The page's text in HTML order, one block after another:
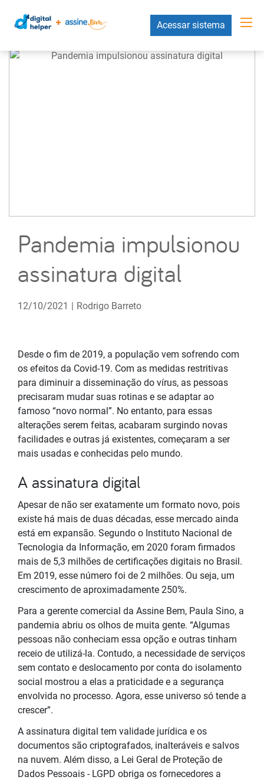
Acessar sistema
Pandemia impulsionou
assinatura digital
12/10/2021 | Rodrigo Barreto
Desde o fim de 2019, a população vem sofrendo com
os efeitos da Covid-19. Com as medidas restritivas
para diminuir a disseminação do vírus, as pessoas
precisaram mudar suas rotinas e se adaptar ao
famoso “novo normal”. No entanto, para essas
alterações serem feitas, acabaram surgindo novas
facilidades e outras já existentes, começaram a ser
mais usadas e conhecidas pelo mundo.
A assinatura digital
Apesar de não ser exatamente um formato novo, pois
existe há mais de duas décadas, esse mercado ainda
está em expansão. Segundo o Instituto Nacional de
Tecnologia da Informação, em 2020 foram firmados
mais de 5,3 milhões de certificações digitais no Brasil.
Em 2019, esse número foi de 2 milhões. Ou seja, um
crescimento de aproximadamente 250%.
Para a gerente comercial da Assine Bem, Paula Sino, a
pandemia abriu os olhos de muita gente. “Algumas
pessoas não conheciam essa opção e outras tinham
receio de utilizá-la. Contudo, a necessidade de serviços
sem contato e deslocamento por conta do isolamento
social mostrou a elas a praticidade e a segurança
envolvida no processo. Agora, esse universo só tende a
crescer”.
A assinatura digital tem validade jurídica e os
documentos são criptografados, inalteráveis e salvos
na nuvem. Além disso, a Lei Geral de Proteção de
Dados Pessoais - LGPD obriga os fornecedores a